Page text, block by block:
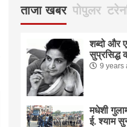
ताजा खबर पोपुलर
शब्दो और
सुप्रसिद्ध
9 years
मधेशी
ई. श्याम